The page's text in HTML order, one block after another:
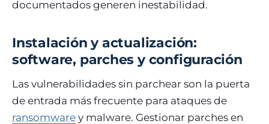
documentados generen inestabilidad.
Instalación y actualización:
software, parches y configuración
Las vulnerabilidades sin parchear son la puerta
de entrada más frecuente para ataques de
ransomware y malware. Gestionar parches en